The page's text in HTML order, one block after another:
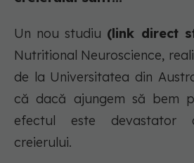
Un nou studiu (link direct
Nutritional Neuroscience,
de la Universitatea din
că dacă ajungem să bem
efectul este devastator
creierului.